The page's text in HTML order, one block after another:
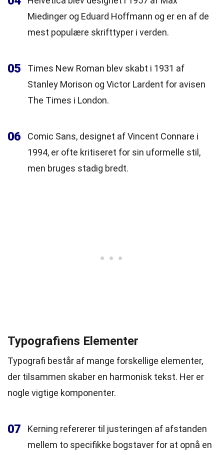
Miedinger og Eduard Hoffmann og er en af de
mest populære skrifttyper i verden.
05
Times New Roman blev skabt i 1931 af
Stanley Morison og Victor Lardent for avisen
The Times i London.
06
Comic Sans, designet af Vincent Connare i
1994, er ofte kritiseret for sin uformelle stil,
men bruges stadig bredt.
Typografiens Elementer
Typografi består af mange forskellige elementer,
der tilsammen skaber en harmonisk tekst. Her er
nogle vigtige komponenter.
07
Kerning refererer til justeringen af afstanden
mellem to specifikke bogstaver for at opnå en